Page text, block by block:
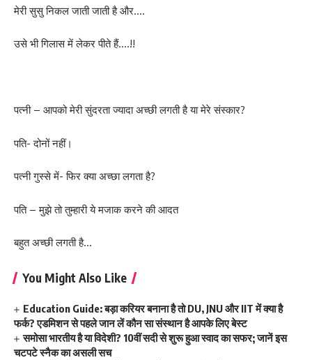
मेरी सुसु निकल जाती जाती है और….
उसे भी गिलास में लेकर पीते हैं….!!
पत्नी – आपको मेरी सुंदरता ज्यादा अच्छी लगती है या मेरे संस्कार?
पति- दोनों नहीं।
पत्नी गुस्से में- फिर क्या अच्छा लगता है?
पति – मुझे तो तुम्हारी ये मजाक करने की आदत
बहुत अच्छी लगती है…
You Might Also Like
Education Guide: बड़ा करियर बनाना है तो DU, JNU और IIT में क्या है
फर्क? एडमिशन से पहले जान लें कौन सा संस्थान है आपके लिए बेस्ट
समोसा भारतीय है या विदेशी? 10वीं सदी से शुरू हुआ स्वाद का सफर; जानें इस
चटपटे स्नैक का असली सच